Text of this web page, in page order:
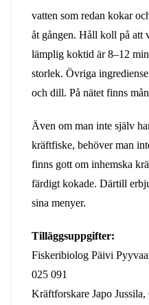
vatten som redan kokar
åt gången. Håll koll på att
lämplig koktid är 8–12
storlek. Övriga
och dill. På nätet finns
Även om man inte själv
kräftfiske, behöver man
finns gott om inhemska
färdigt kokade. Därtill
sina menyer.
Tilläggsuppgifter:
Fiskeribiolog Päivi
025 091
Kräftforskare Japo